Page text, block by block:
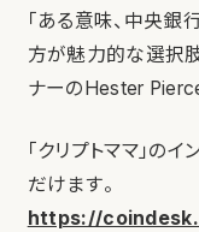
「ある意味、中央銀
方が魅力的な選択
ナーのHester
「クリプトママ」の
だけます。
https://